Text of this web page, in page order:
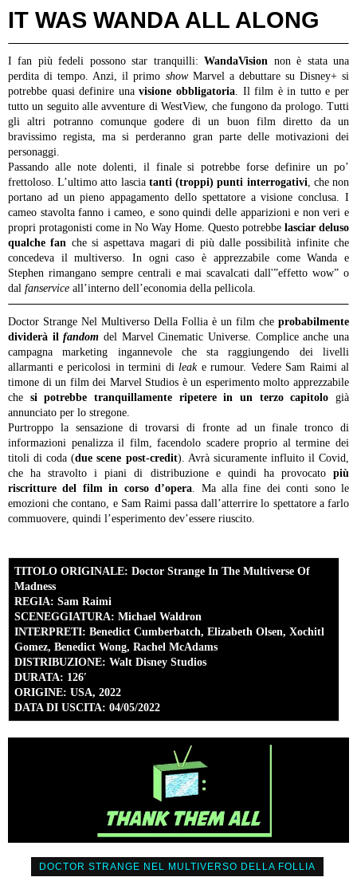
IT WAS WANDA ALL ALONG
I fan più fedeli possono star tranquilli:WandaVision non è stata una
perdita di tempo. Anzi, il primo showMarvel a debuttare su Disney+ si
potrebbe quasi definire unavisione obbligatoria. Il film è in tutto e per
tutto un seguito alle avventure di WestView, che fungono da prologo. Tutti
gli altri potranno comunque godere di un buon film diretto da un
bravissimo regista, ma si perderanno gran parte delle motivazioni dei
personaggi.
Passando alle note dolenti, il finale si potrebbe forse definire un po’
frettoloso. L’ultimo atto lascia tanti (troppi) punti interrogativi, che non
portano ad un pieno appagamento dello spettatore a visione conclusa. I
cameo stavolta fanno i cameo, e sono quindi delle apparizioni e non veri e
propri protagonisti come in No Way Home. Questo potrebbe lasciar deluso
qualche fan che si aspettava magari di più dalle possibilità infinite che
concedeva il multiverso. In ogni caso è apprezzabile come Wanda e
Stephen rimangano sempre centrali e mai scavalcati dall'”effetto wow” o
dal fanservice all’interno dell’economia della pellicola.
Doctor Strange Nel Multiverso Della Follia è un film che probabilmente
dividerà ilfandom del Marvel Cinematic Universe. Complice anche una
campagna marketing ingannevole che sta raggiungendo dei livelli
allarmanti e pericolosi in termini di leake rumour. Vedere Sam Raimi al
timone di un film dei Marvel Studios è un esperimento molto apprezzabile
che si potrebbe tranquillamente ripetere in un terzo capitolo già
annunciato per lo stregone.
Purtroppo la sensazione di trovarsi di fronte ad un finale tronco di
informazioni penalizza il film, facendolo scadere proprio al termine dei
titoli di coda (due scene post-credit). Avrà sicuramente influito il Covid,
che ha stravolto i piani di distribuzione e quindi ha provocato più
riscritture del film in corso d’opera. Ma alla fine dei conti sono le
emozioni che contano, e Sam Raimi passa dall’atterrire lo spettatore a farlo
commuovere, quindi l’esperimento dev’essere riuscito.
TITOLO ORIGINALE: Doctor Strange In The Multiverse Of
Madness
REGIA: Sam Raimi
SCENEGGIATURA: Michael Waldron
INTERPRETI: Benedict Cumberbatch, Elizabeth Olsen, Xochitl
Gomez, Benedict Wong, Rachel McAdams
DISTRIBUZIONE: Walt Disney Studios
DURATA: 126′
ORIGINE: USA, 2022
DATA DI USCITA: 04/05/2022
DOCTOR STRANGE NEL MULTIVERSO DELLA FOLLIA